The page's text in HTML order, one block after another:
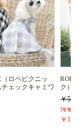
（ロペピクニッ
ェックキャミワ
ROPE
ク）
￥
70％
￥